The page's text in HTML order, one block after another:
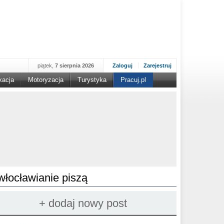
Zaloguj Zarejestruj
piątek, 7 sierpnia 2026
Motoryzacja Turystyka Pracuj.pl
piszą